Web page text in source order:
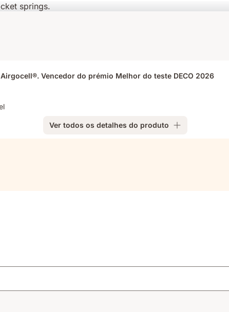
Vencedor do prémio Melhor do teste DECO 2026
Ver todos os detalhes do produto